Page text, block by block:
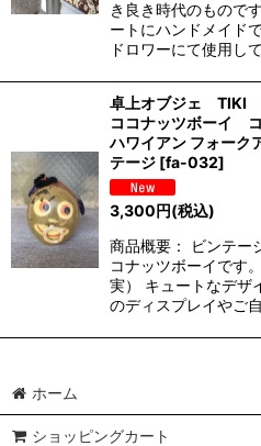
き良き時代のもので
ートにハンドメイド
ドロワーにて使用し
卓上オブジェ TIKI
ココナッツボーイ
ハワイアン フォー
テージ [fa-032]
3,300円(税込)
商品概要： ビンテー
コナッツボーイです
実） キュートなデザ
のディスプレイやご
ホーム
ショッピングカート